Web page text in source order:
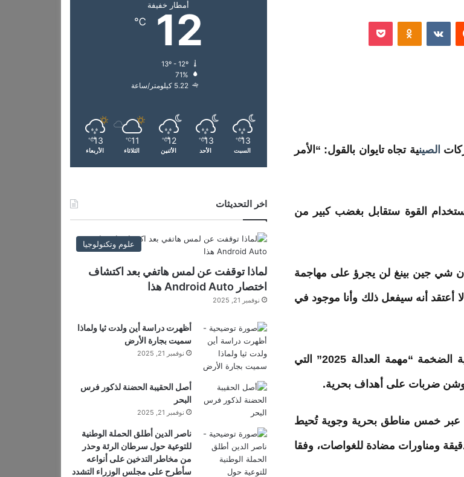
‏VKontakte
الصينية تجاهتايوان بالقول: “الأمر
القوة ستقابل بغضب كبير من
شي جين بينغ لن يجرؤ على مهاجمة
أعتقد أنه سيفعل ذلك وأنا موجود في
مناوراتها العسكرية الضخمة “مهمة العدالة 2025” التي
ضربات على أهداف بحرية.
عبر خمس مناطق بحرية وجوية تُحيط
ومناورات مضادة للغواصات، وفقا
أمطار خفيفة
12
℃
71%
5.22 كيلومتر/ساعة
13
℃
السبت
13
℃
الأحد
12
℃
الأثنين
11
℃
الثلاثاء
13
℃
الأربعاء
اخر التحديثات
علوم وتكنولوجيا
لماذا توقفت عن لمس هاتفي بعد اكتشاف
اختصار Android Auto هذا
نوفمبر 21, 2025
أظهرت دراسة أين ولدت ثيا ولماذا
سميت بجارة الأرض
نوفمبر 21, 2025
أصل الحقيبة الحضنة لذكور فرس
البحر
نوفمبر 21, 2025
ناصر الدين أطلق الحملة الوطنية
للتوعية حول سرطان الرئة وحذر
من مخاطر التدخين على أنواعه
سأطرح على مجلس الوزراء التشدد